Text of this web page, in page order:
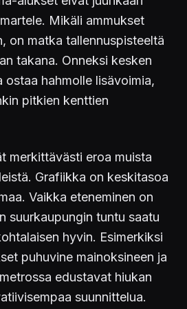
Mikäli ammukset
on matka tallennuspisteeltä
takana. Onneksi kesken
ostaa hahmolle lisävoimia,
pitkien kenttien
merkittävästi eroa muista
Grafiikka on keskitasoa
Vaikka eteneminen on
suurkaupungin tuntu saatu
hyvin. Esimerkiksi
puhuvine mainoksineen ja
edustavat hiukan
suunnittelua.